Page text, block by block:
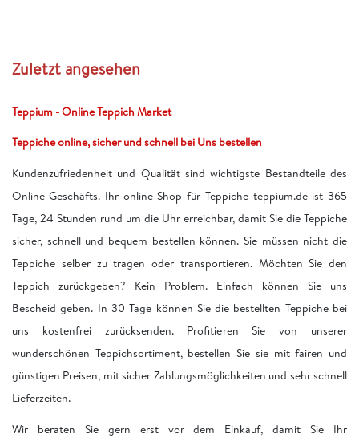
Zuletzt angesehen
Teppium - Online Teppich Market
Teppiche online, sicher und schnell bei Uns bestellen
Kundenzufriedenheit und Qualität sind wichtigste Bestandteile des
Online-Geschäfts. Ihr online Shop für Teppiche teppium.de ist 365
Tage, 24 Stunden rund um die Uhr erreichbar, damit Sie die Teppiche
sicher, schnell und bequem bestellen können. Sie müssen nicht die
Teppiche selber zu tragen oder transportieren. Möchten Sie den
Teppich zurückgeben? Kein Problem. Einfach können Sie uns
Bescheid geben. In 30 Tage können Sie die bestellten Teppiche bei
uns kostenfrei zurücksenden. Profitieren Sie von unserer
wunderschönen Teppichsortiment, bestellen Sie sie mit fairen und
günstigen Preisen, mit sicher Zahlungsmöglichkeiten und sehr schnell
Lieferzeiten.
Wir beraten Sie gern erst vor dem Einkauf, damit Sie Ihr